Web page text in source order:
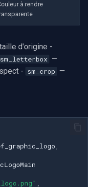
à rendre
d'origine -
sm_letterbox —
- sm_crop —